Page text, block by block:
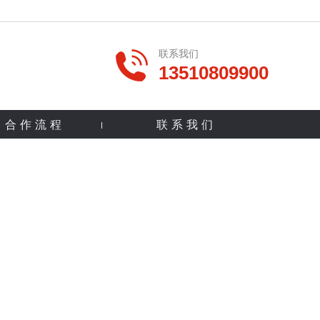
联系我们
13510809900
合作流程 联系我们